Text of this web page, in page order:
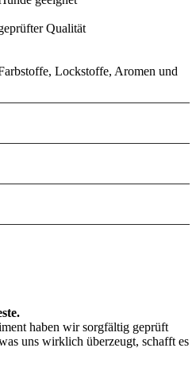
Qualität
Lockstoffe, Aromen und
90-210g
haben wir sorgfältig geprüft
uns wirklich überzeugt, schafft es